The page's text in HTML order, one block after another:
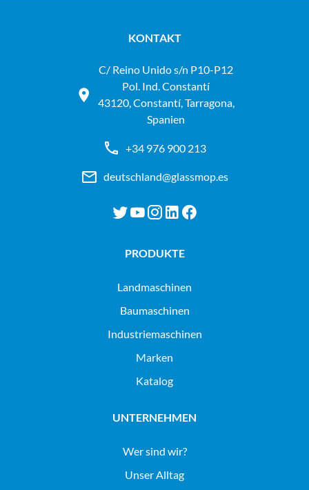
KONTAKT
C/ Reino Unido s/n P10-P12
Pol. Ind. Constantí
43120, Constantí, Tarragona,
Spanien
+34 976 900 213
deutschland@glassmop.es
PRODUKTE
landmaschinen
baumaschinen
industriemaschinen
Marken
Katalog
UNTERNEHMEN
Wer sind wir?
Unser Alltag